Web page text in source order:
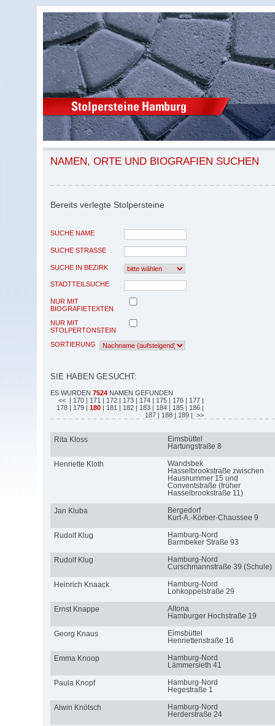
NAMEN, ORTE UND BIOGRAFIEN SUCHEN
Bereits verlegte Stolpersteine
SUCHE NAME
SUCHE STRASSE
SUCHE IN BEZIRK
STADTTEILSUCHE
NUR MIT
BIOGRAFIETEXTEN
NUR MIT
STOLPERTONSTEIN
SORTIERUNG
SIE HABEN GESUCHT:
ES WURDEN 7524 NAMEN GEFUNDEN
<< | 170 | 171 | 172 | 173 | 174 | 175 | 176 | 177 |
178 | 179 | 180 | 181 | 182 | 183 | 184 | 185 | 186 |
187 | 188 | 189 | >>
Rita Kloss
Eimsbüttel
Hartungstraße 8
Henriette Kloth
Wandsbek
Hasselbrookstraße zwischen
Hausnummer 15 und
Conventstraße (früher
Hasselbrookstraße 11)
Jan Kluba
Bergedorf
Kurt-A.-Körber-Chaussee 9
Rudolf Klug
Hamburg-Nord
Barmbeker Straße 93
Rudolf Klug
Hamburg-Nord
Curschmannstraße 39 (Schule)
Heinrich Knaack
Hamburg-Nord
Lohkoppelstraße 29
Ernst Knappe
Altona
Hamburger Hochstraße 19
Georg Knaus
Eimsbüttel
Henriettenstraße 16
Emma Knoop
Hamburg-Nord
Lämmersieth 41
Paula Knopf
Hamburg-Nord
Hegestraße 1
Alwin Knötsch
Hamburg-Nord
Herderstraße 24